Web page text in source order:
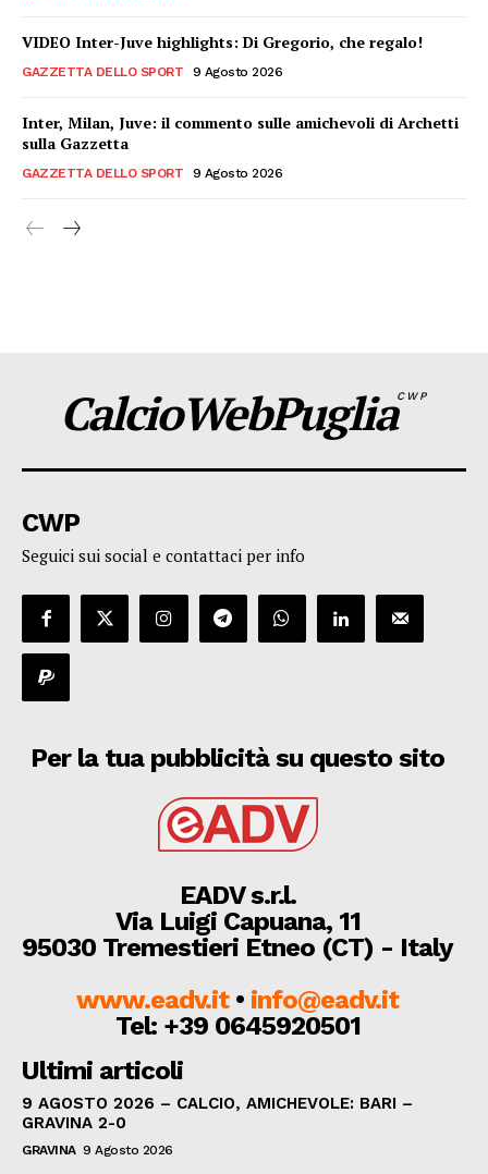
VIDEO Inter-Juve highlights: Di Gregorio, che regalo!
GAZZETTA DELLO SPORT 9 Agosto 2026
Inter, Milan, Juve: il commento sulle amichevoli di Archetti
sulla Gazzetta
GAZZETTA DELLO SPORT 9 Agosto 2026
CalcioWebPugliaCWP
CWP
Seguici sui social e contattaci per info
Per la tua pubblicità su questo sito
EADV s.r.l.
Via Luigi Capuana, 11
95030 Tremestieri Etneo (CT) - Italy
www.eadv.it• info@eadv.it
Tel: +39 0645920501
Ultimi articoli
9 AGOSTO 2026 – CALCIO, AMICHEVOLE: BARI –
GRAVINA 2-0
GRAVINA 9 Agosto 2026